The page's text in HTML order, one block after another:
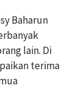
Baharun
lain. Di
terima